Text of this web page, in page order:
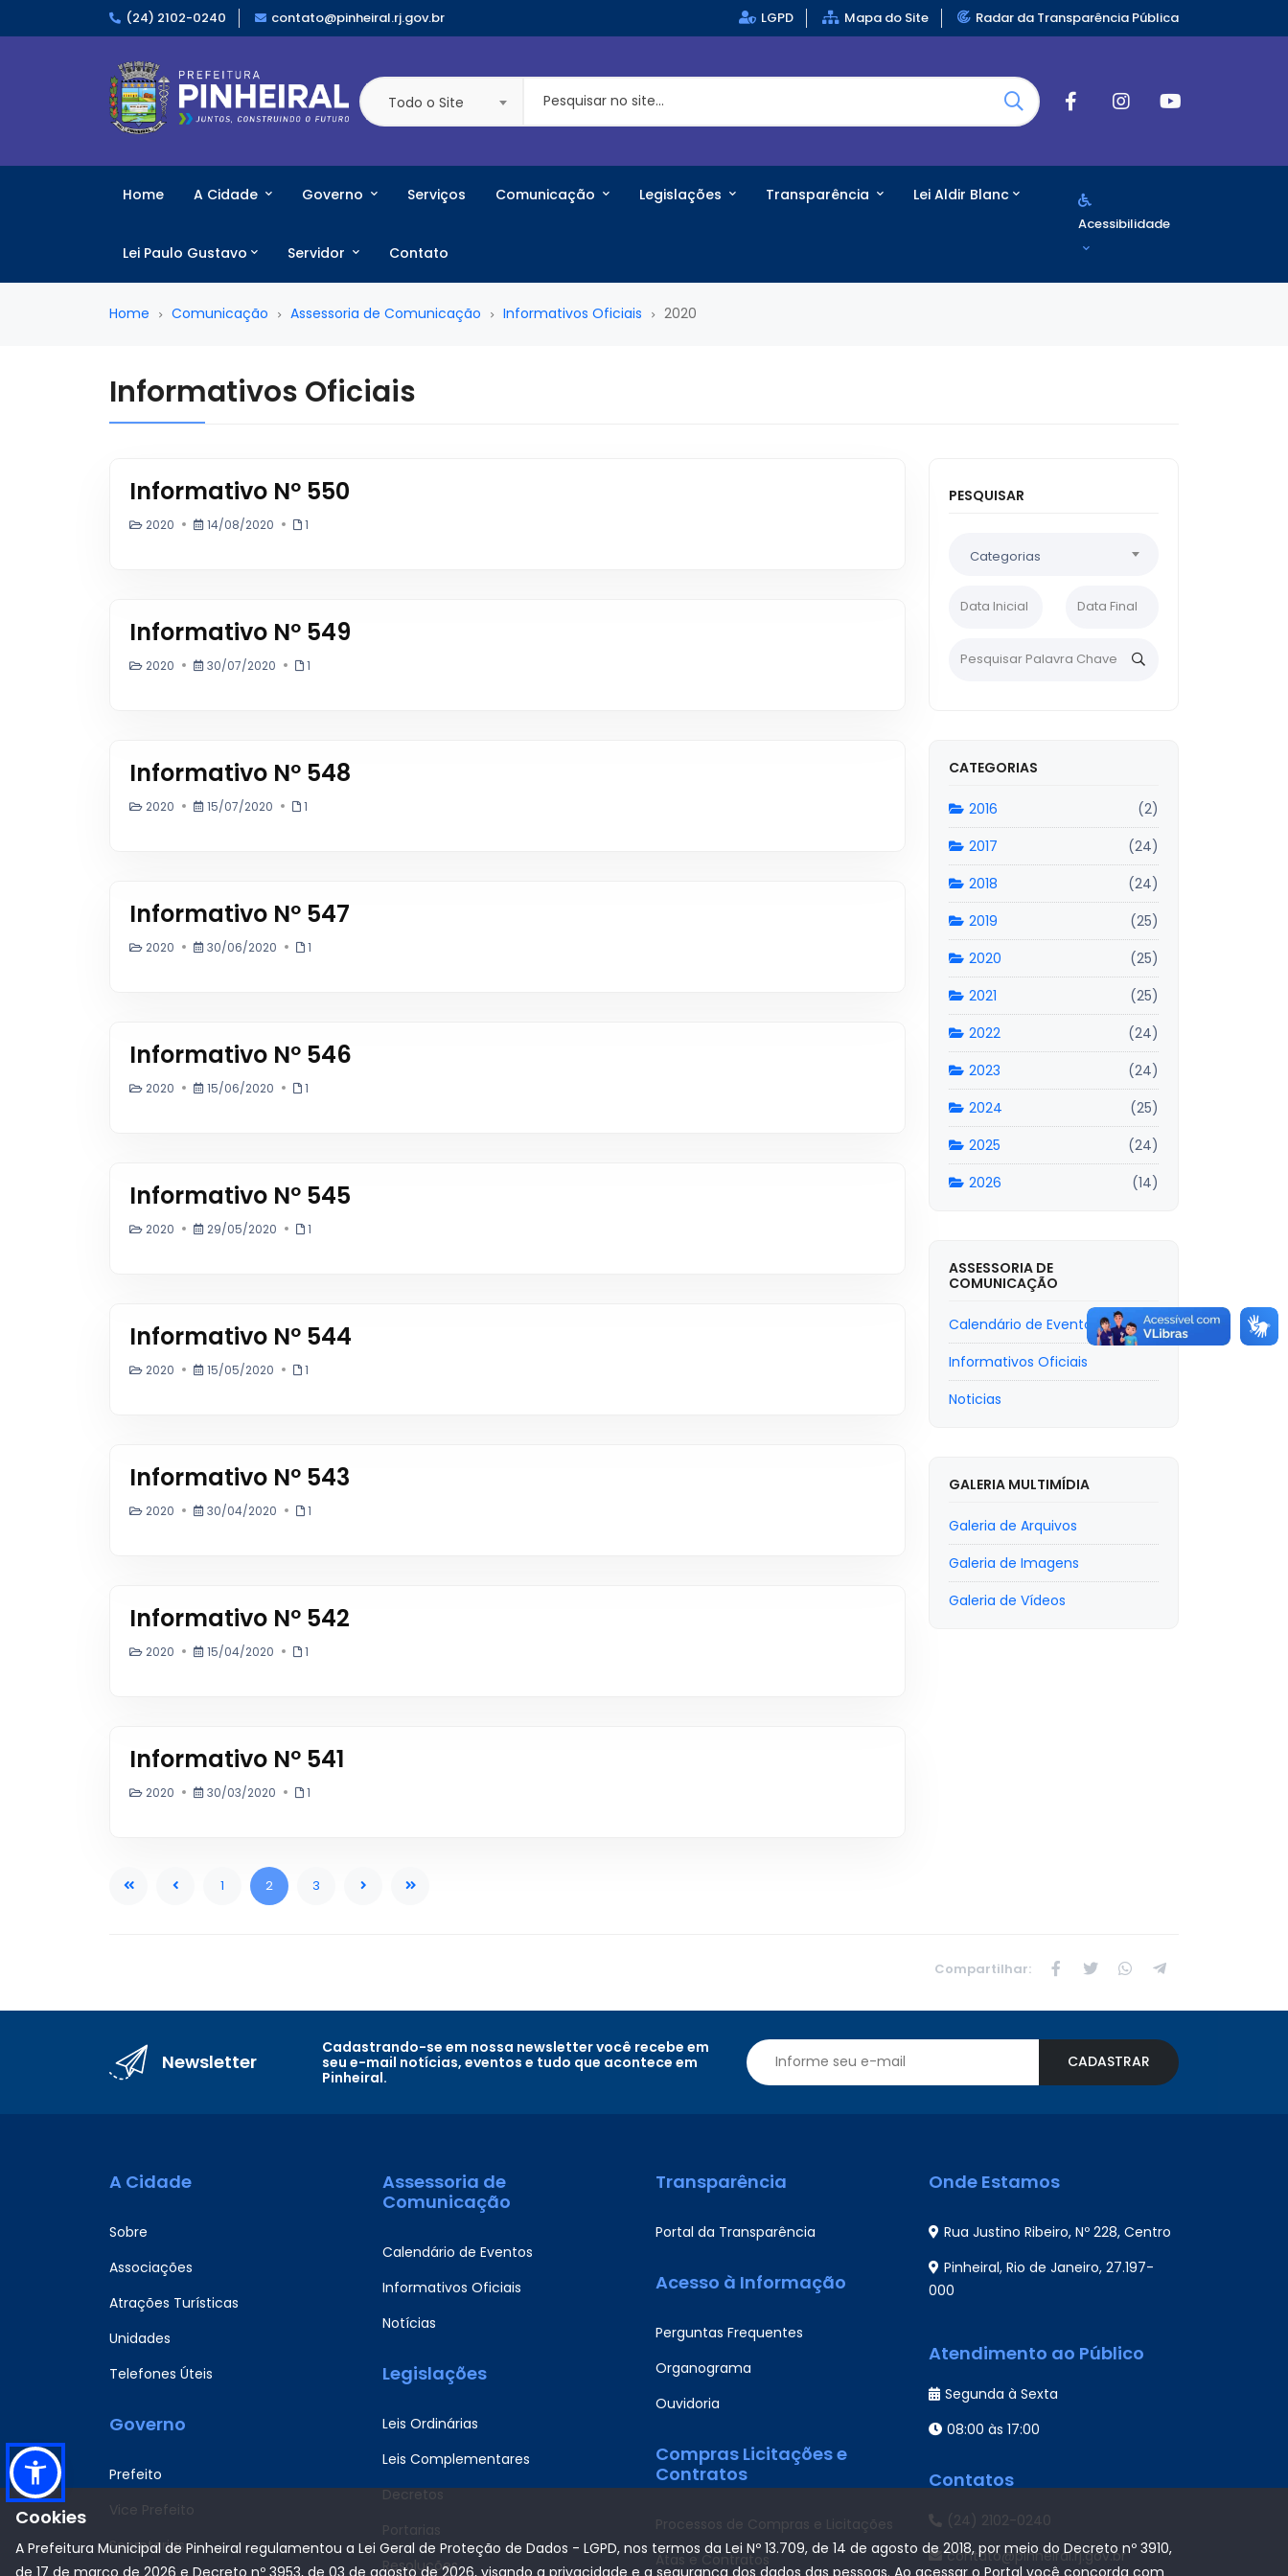
(24) 2102-0240 contato@pinheiral.rj.gov.br LGPD Mapa do Site Radar da Transparência Pública
Todo o Site
Home A Cidade Governo Serviços Comunicação Legislações Transparência Lei Aldir Blanc
Lei Paulo Gustavo Servidor Contato
Acessibilidade
Home Comunicação Assessoria de Comunicação Informativos Oficiais 2020
Informativos Oficiais
Informativo Nº 550
2020 14/08/2020 1
Informativo Nº 549
2020 30/07/2020 1
Informativo Nº 548
2020 15/07/2020 1
Informativo Nº 547
2020 30/06/2020 1
Informativo Nº 546
2020 15/06/2020 1
Informativo Nº 545
2020 29/05/2020 1
Informativo Nº 544
2020 15/05/2020 1
Informativo Nº 543
2020 30/04/2020 1
Informativo Nº 542
2020 15/04/2020 1
Informativo Nº 541
2020 30/03/2020 1
1 2 3
PESQUISAR
Categorias
CATEGORIAS
2016
(2)
2017
(24)
2018
(24)
2019
(25)
2020
(25)
2021
(25)
2022
(24)
2023
(24)
2024
(25)
2025
(24)
2026
(14)
ASSESSORIA DE
COMUNICAÇÃO
Calendário de Eventos
Informativos Oficiais
Noticias
GALERIA MULTIMÍDIA
Galeria de Arquivos
Galeria de Imagens
Galeria de Vídeos
Compartilhar:
Newsletter
Cadastrando-se em nossa newsletter você recebe em
seu e-mail notícias, eventos e tudo que acontece em
Pinheiral.
CADASTRAR
A Cidade
Sobre
Associações
Atrações Turísticas
Unidades
Telefones Úteis
Governo
Prefeito
Vice Prefeito
Secretarias
Assessoria de
Comunicação
Calendário de Eventos
Informativos Oficiais
Notícias
Legislações
Leis Ordinárias
Leis Complementares
Decretos
Portarias
Resoluções
Transparência
Portal da Transparência
Acesso à Informação
Perguntas Frequentes
Organograma
Ouvidoria
Compras Licitações e
Contratos
Processos de Compras e Licitações
Atas e Contratos
Onde Estamos
Rua Justino Ribeiro, Nº 228, Centro
Pinheiral, Rio de Janeiro, 27.197-
000
Atendimento ao Público
Segunda à Sexta
08:00 às 17:00
Contatos
(24) 2102-0240
contato@pinheiral.rj.gov.br
Cookies
A Prefeitura Municipal de Pinheiral regulamentou a Lei Geral de Proteção de Dados - LGPD, nos termos da Lei Nº 13.709, de 14 de agosto de 2018, por meio do Decreto nº 3910,
de 17 de março de 2026 e Decreto nº 3953, de 03 de agosto de 2026, visando a privacidade e a segurança dos dados das pessoas. Ao acessar o Portal você concorda com